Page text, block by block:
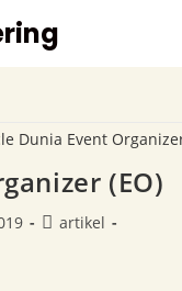
(EO)
artikel